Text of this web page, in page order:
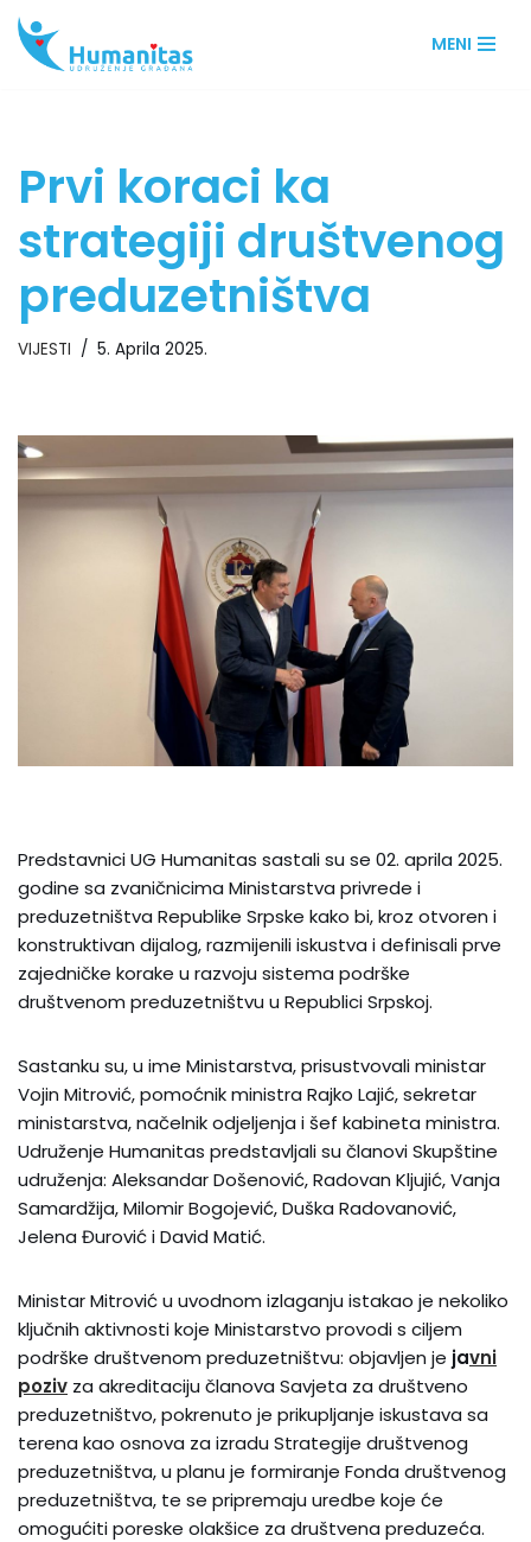
Skip
MENI
Prvi koraci ka
strategiji društvenog
preduzetništva
VIJESTI 5. Aprila 2025.
Predstavnici UG Humanitas sastali su se 02. aprila 2025.
godine sa zvaničnicima Ministarstva privrede i
preduzetništva Republike Srpske kako bi, kroz otvoren i
konstruktivan dijalog, razmijenili iskustva i definisali prve
zajedničke korake u razvoju sistema podrške
društvenom preduzetništvu u Republici Srpskoj.
Sastanku su, u ime Ministarstva, prisustvovali ministar
Vojin Mitrović, pomoćnik ministra Rajko Lajić, sekretar
ministarstva, načelnik odjeljenja i šef kabineta ministra.
Udruženje Humanitas predstavljali su članovi Skupštine
udruženja: Aleksandar Došenović, Radovan Kljujić, Vanja
Samardžija, Milomir Bogojević, Duška Radovanović,
Jelena Đurović i David Matić.
Ministar Mitrović u uvodnom izlaganju istakao je nekoliko
ključnih aktivnosti koje Ministarstvo provodi s ciljem
podrške društvenom preduzetništvu: objavljen je javni
poziv za akreditaciju članova Savjeta za društveno
preduzetništvo, pokrenuto je prikupljanje iskustava sa
terena kao osnova za izradu Strategije društvenog
preduzetništva, u planu je formiranje Fonda društvenog
preduzetništva, te se pripremaju uredbe koje će
omogućiti poreske olakšice za društvena preduzeća.